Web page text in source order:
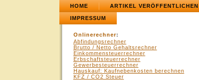
HOME ARTIKEL VERÖFFENTLICHEN
IMPRESSUM
Onlinerechner:
Abfindungsrechner
Brutto / Netto Gehaltsrechner
Einkommensteuerrechner
Erbschaftsteuerrechner
Gewerbesteuerrechner
Hauskauf: Kaufnebenkosten berechnen
KFZ / CO2 Steuer